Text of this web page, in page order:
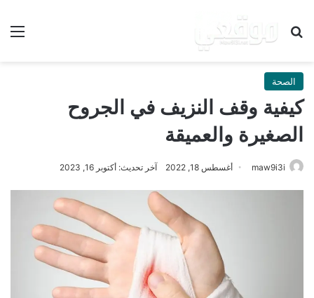
بحث عن
الصحة
كيفية وقف النزيف في الجروح
الصغيرة والعميقة
maw9i3i أغسطس 18, 2022 آخر تحديث: أكتوبر 16, 2023